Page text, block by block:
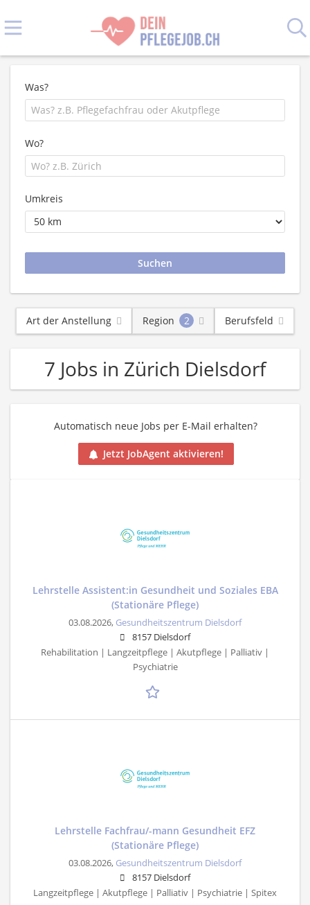
Was?
Wo?
Umkreis
Art der Anstellung Region 2 Berufsfeld
7 Jobs in Zürich Dielsdorf
Automatisch neue Jobs per E-Mail erhalten?
Jetzt JobAgent aktivieren!
Lehrstelle Assistent:in Gesundheit und Soziales EBA
(Stationäre Pflege)
03.08.2026, Gesundheitszentrum Dielsdorf
8157 Dielsdorf
Rehabilitation | Langzeitpflege | Akutpflege | Palliativ |
Psychiatrie
Lehrstelle Fachfrau/-mann Gesundheit EFZ
(Stationäre Pflege)
03.08.2026, Gesundheitszentrum Dielsdorf
8157 Dielsdorf
Langzeitpflege | Akutpflege | Palliativ | Psychiatrie | Spitex